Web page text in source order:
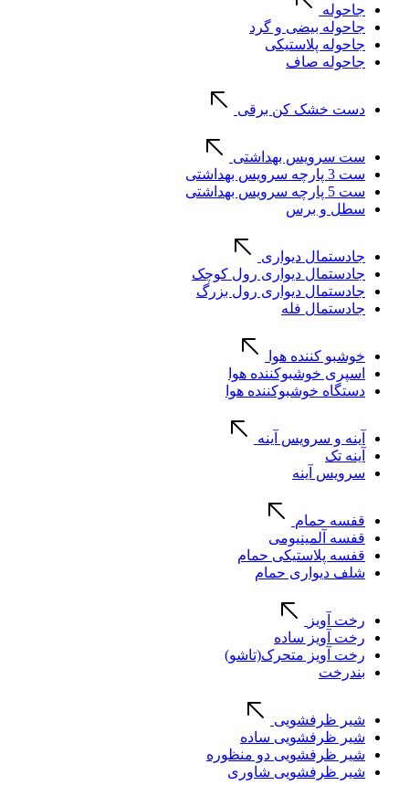
جاحوله
جاحوله بیضی و گرد
جاحوله پلاستیکی
جاحوله صاف
دست خشک کن برقی
ست سرویس بهداشتی
ست 3 پارچه سرویس بهداشتی
ست 5 پارچه سرویس بهداشتی
سطل و برس
جادستمال دیواری
جادستمال دیواری رول کوچک
جادستمال دیواری رول بزرگ
جادستمال فله
خوشبو کننده هوا
اسپری خوشبوکننده هوا
دستگاه خوشبوکننده هوا
آینه و سرویس آینه
آینه تک
سرویس آینه
قفسه حمام
قفسه آلمینیومی
قفسه پلاستیکی حمام
شلف دیواری حمام
رخت آویز
رخت آویز ساده
رخت آویز متحرک(تاشو)
بندرخت
شیر ظرفشویی
شیر ظرفشویی ساده
شیر ظرفشویی دو منظوره
شیر ظرفشویی شاوری